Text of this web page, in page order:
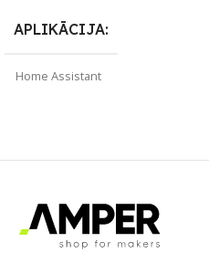
APLIKĀCIJA
Home Assistant
Ethernet / LAN Wi-Fi,ZigBee